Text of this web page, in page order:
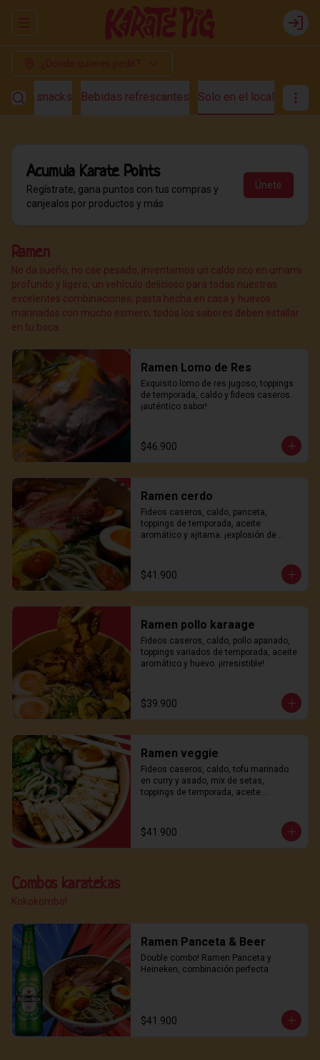
Abrir menu de navegación Login
¿Dónde quieres pedir?
Fast snacks Bebidas refrescantes Solo en el local
Acumula Karate Points
Regístrate, gana puntos con tus compras y
canjealos por productos y más
Únete
Ramen
No da sueño, no cae pesado, inventamos un caldo rico en umami
profundo y ligero, un vehículo delicioso para todas nuestras
excelentes combinaciones; pasta hecha en casa y huevos
marinados con mucho esmero, todos los sabores deben estallar
en tu boca.
Ramen Lomo de Res
Exquisito lomo de res jugoso, toppings
de temporada, caldo y fideos caseros.
¡auténtico sabor!
$46.900
Ramen cerdo
Fideos caseros, caldo, panceta,
toppings de temporada, aceite
aromático y ajitama. ¡explosión de
$41.900
Ramen pollo karaage
Fideos caseros, caldo, pollo apanado,
toppings variados de temporada, aceite
aromático y huevo. ¡irresistible!
$39.900
Ramen veggie
Fideos caseros, caldo, tofu marinado
en curry y asado, mix de setas,
toppings de temporada, aceite
$41.900
Combos karatekas
Kokokombo!
Ramen Panceta & Beer
Double combo! Ramen Panceta y
Heineken, combinación perfecta
$41.900